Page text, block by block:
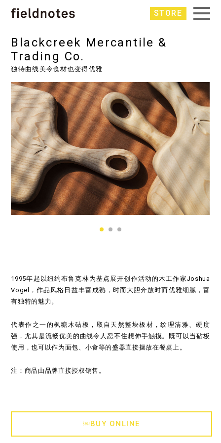
STORE
Blackcreek Mercantile &
Trading Co.
独特曲线美令食材也变得优雅
1995年起以纽约布鲁克林为基点展开创作活动的木工作家Joshua
Vogel，作品风格日益丰富成熟，时而大胆奔放时而优雅细腻，富
有独特的魅力。
代表作之一的枫糖木砧板，取自天然整块板材，纹理清雅、硬度
强，尤其是流畅优美的曲线令人忍不住想伸手触摸。既可以当砧板
使用，也可以作为面包、小食等的盛器直接摆放在餐桌上。
注：商品由品牌直接授权销售。
￼BUY ONLINE